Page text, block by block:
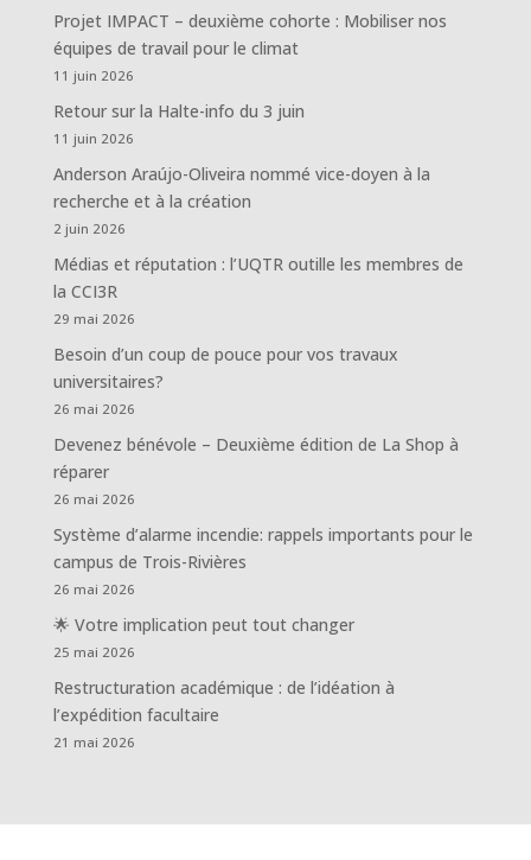
Projet IMPACT – deuxième cohorte : Mobiliser nos
équipes de travail pour le climat
11 juin 2026
Retour sur la Halte-info du 3 juin
11 juin 2026
Anderson Araújo-Oliveira nommé vice-doyen à la
recherche et à la création
2 juin 2026
Médias et réputation : l’UQTR outille les membres de
la CCI3R
29 mai 2026
Besoin d’un coup de pouce pour vos travaux
universitaires?
26 mai 2026
Devenez bénévole – Deuxième édition de La Shop à
réparer
26 mai 2026
Système d’alarme incendie: rappels importants pour le
campus de Trois-Rivières
26 mai 2026
🌟 Votre implication peut tout changer
25 mai 2026
Restructuration académique : de l’idéation à
l’expédition facultaire
21 mai 2026